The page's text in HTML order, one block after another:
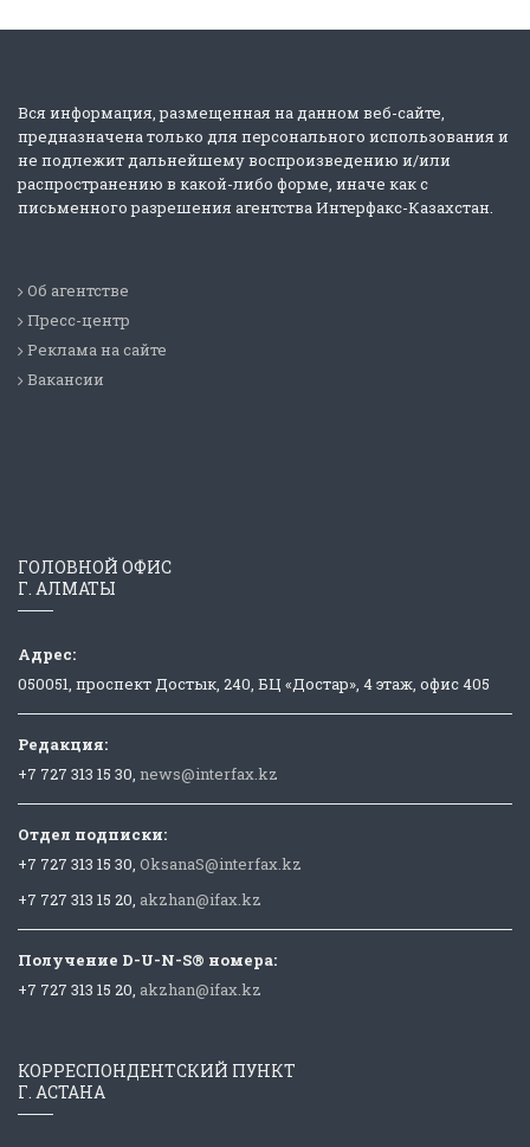
Вся информация, размещенная на данном веб-сайте,
предназначена только для персонального использования и
не подлежит дальнейшему воспроизведению и/или
распространению в какой-либо форме, иначе как с
письменного разрешения агентства Интерфакс-Казахстан.
Об агентстве
Пресс-центр
Реклама на сайте
Вакансии
ГОЛОВНОЙ ОФИС
Г. АЛМАТЫ
Адрес:
050051, проспект Достык, 240, БЦ «Достар», 4 этаж, офис 405
Редакция:
+7 727 313 15 30, news@interfax.kz
Отдел подписки:
+7 727 313 15 30, OksanaS@interfax.kz
+7 727 313 15 20, akzhan@ifax.kz
Получение D-U-N-S® номера:
+7 727 313 15 20, akzhan@ifax.kz
КОРРЕСПОНДЕНТСКИЙ ПУНКТ
Г. АСТАНА